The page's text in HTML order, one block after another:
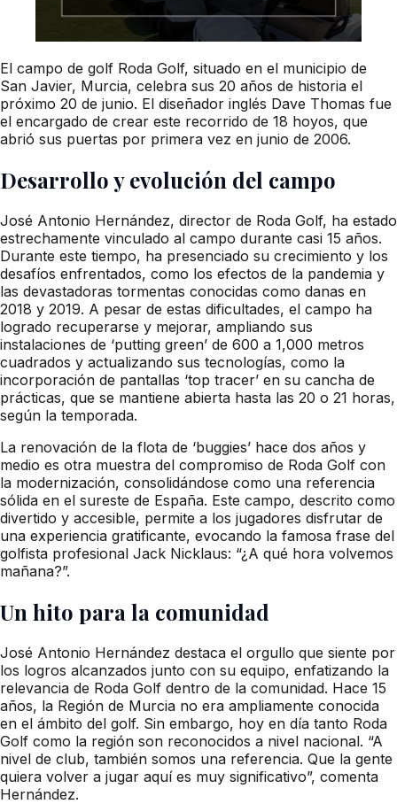
El campo de golf Roda Golf, situado en el municipio de
San Javier, Murcia, celebra sus 20 años de historia el
próximo 20 de junio. El diseñador inglés Dave Thomas fue
el encargado de crear este recorrido de 18 hoyos, que
abrió sus puertas por primera vez en junio de 2006.
Desarrollo y evolución del campo
José Antonio Hernández, director de Roda Golf, ha estado
estrechamente vinculado al campo durante casi 15 años.
Durante este tiempo, ha presenciado su crecimiento y los
desafíos enfrentados, como los efectos de la pandemia y
las devastadoras tormentas conocidas como danas en
2018 y 2019. A pesar de estas dificultades, el campo ha
logrado recuperarse y mejorar, ampliando sus
instalaciones de ‘putting green’ de 600 a 1,000 metros
cuadrados y actualizando sus tecnologías, como la
incorporación de pantallas ‘top tracer’ en su cancha de
prácticas, que se mantiene abierta hasta las 20 o 21 horas,
según la temporada.
La renovación de la flota de ‘buggies’ hace dos años y
medio es otra muestra del compromiso de Roda Golf con
la modernización, consolidándose como una referencia
sólida en el sureste de España. Este campo, descrito como
divertido y accesible, permite a los jugadores disfrutar de
una experiencia gratificante, evocando la famosa frase del
golfista profesional Jack Nicklaus: “¿A qué hora volvemos
mañana?”.
Un hito para la comunidad
José Antonio Hernández destaca el orgullo que siente por
los logros alcanzados junto con su equipo, enfatizando la
relevancia de Roda Golf dentro de la comunidad. Hace 15
años, la Región de Murcia no era ampliamente conocida
en el ámbito del golf. Sin embargo, hoy en día tanto Roda
Golf como la región son reconocidos a nivel nacional. “A
nivel de club, también somos una referencia. Que la gente
quiera volver a jugar aquí es muy significativo”, comenta
Hernández.